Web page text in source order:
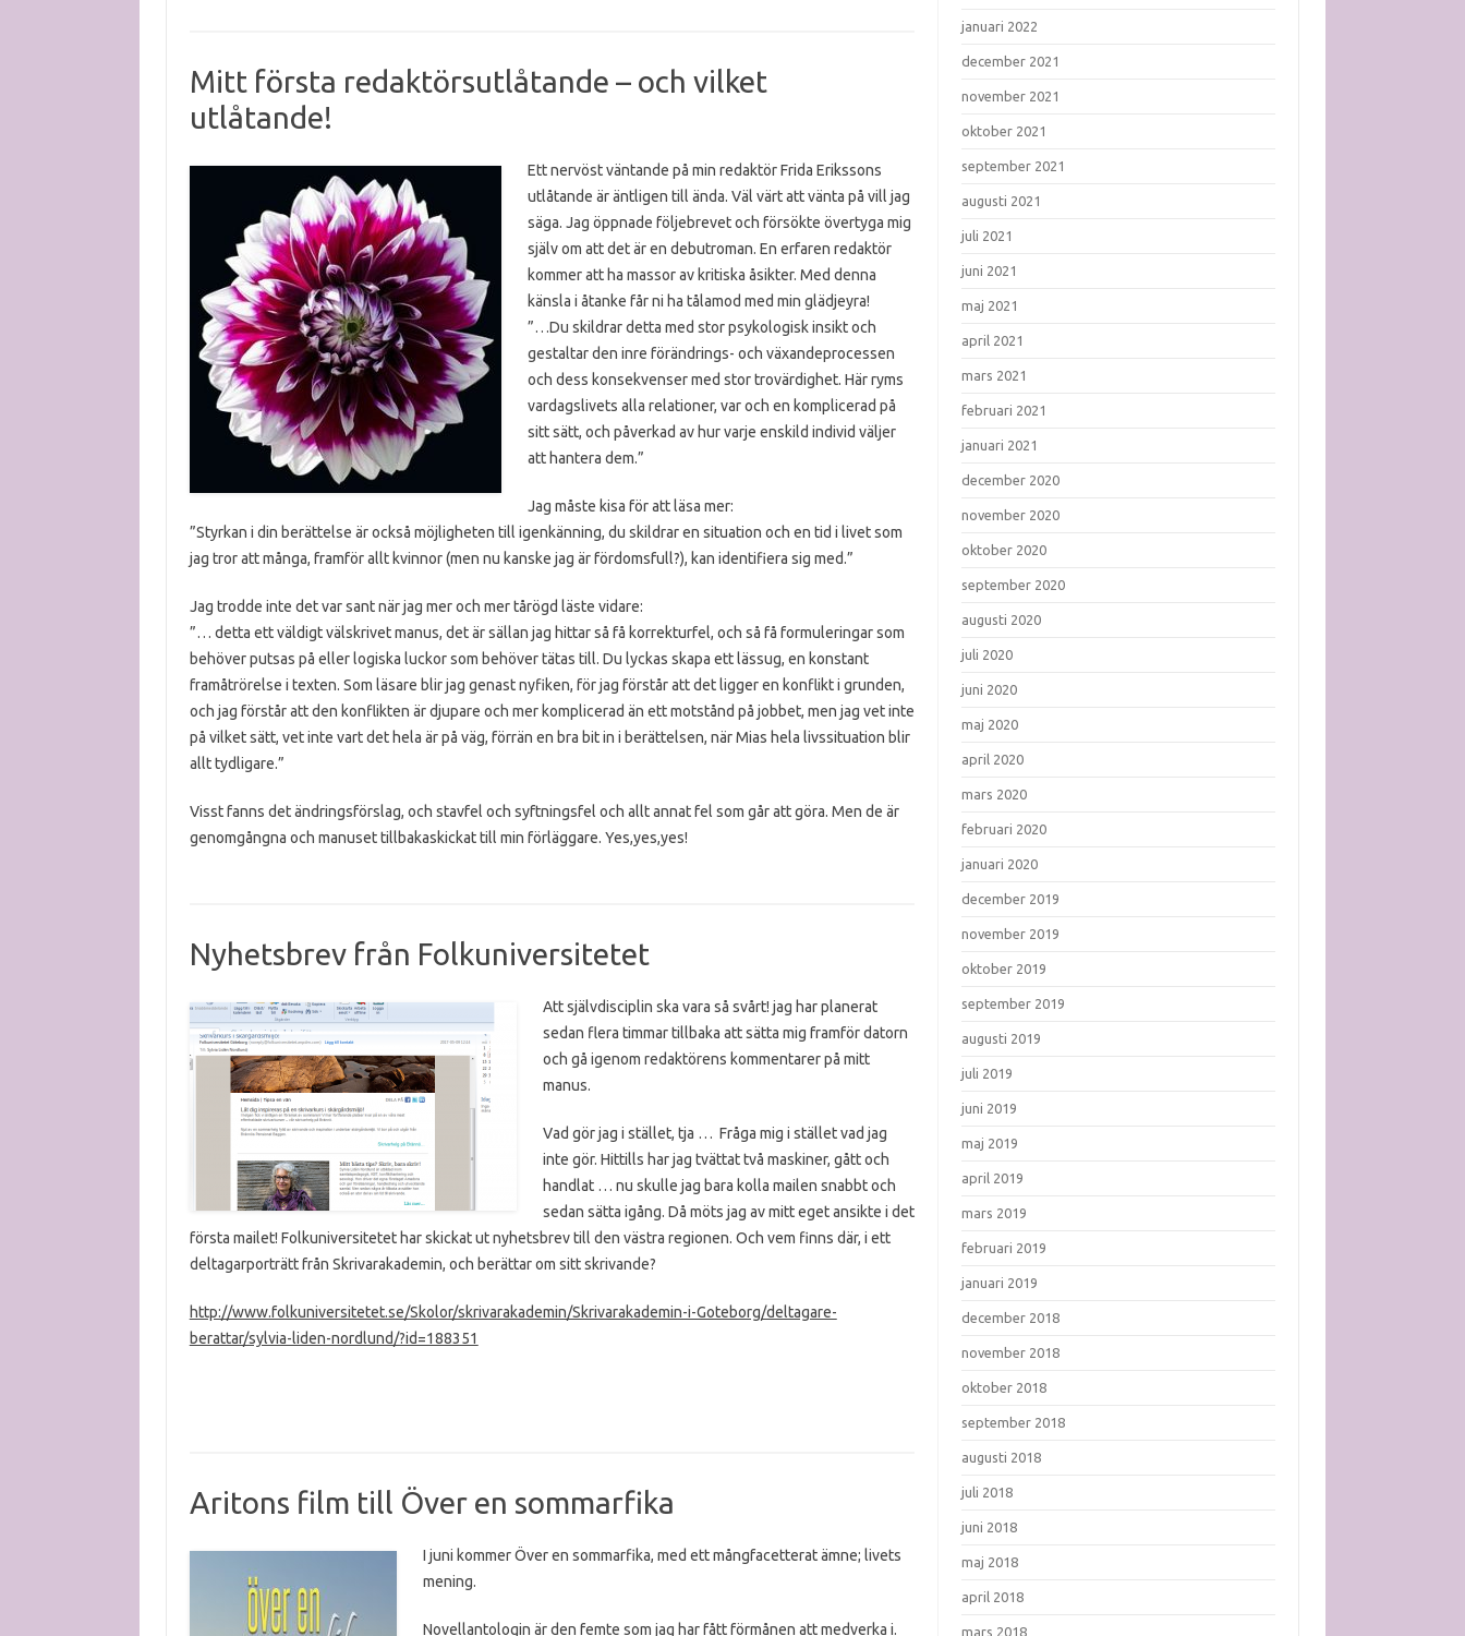
Mitt första redaktörsutlåtande – och vilket
utlåtande!
Ett nervöst väntande på min redaktör Frida Erikssons
utlåtande är äntligen till ända. Väl värt att vänta på vill jag
säga. Jag öppnade följebrevet och försökte övertyga mig
själv om att det är en debutroman. En erfaren redaktör
kommer att ha massor av kritiska åsikter. Med denna
känsla i åtanke får ni ha tålamod med min glädjeyra!
”…Du skildrar detta med stor psykologisk insikt och
gestaltar den inre förändrings- och växandeprocessen
och dess konsekvenser med stor trovärdighet. Här ryms
vardagslivets alla relationer, var och en komplicerad på
sitt sätt, och påverkad av hur varje enskild individ väljer
att hantera dem.”
Jag måste kisa för att läsa mer:
”Styrkan i din berättelse är också möjligheten till igenkänning, du skildrar en situation och en tid i livet som
jag tror att många, framför allt kvinnor (men nu kanske jag är fördomsfull?), kan identifiera sig med.”
Jag trodde inte det var sant när jag mer och mer tårögd läste vidare:
”… detta ett väldigt välskrivet manus, det är sällan jag hittar så få korrekturfel, och så få formuleringar som
behöver putsas på eller logiska luckor som behöver tätas till. Du lyckas skapa ett lässug, en konstant
framåtrörelse i texten. Som läsare blir jag genast nyfiken, för jag förstår att det ligger en konflikt i grunden,
och jag förstår att den konflikten är djupare och mer komplicerad än ett motstånd på jobbet, men jag vet inte
på vilket sätt, vet inte vart det hela är på väg, förrän en bra bit in i berättelsen, när Mias hela livssituation blir
allt tydligare.”
Visst fanns det ändringsförslag, och stavfel och syftningsfel och allt annat fel som går att göra. Men de är
genomgångna och manuset tillbakaskickat till min förläggare. Yes,yes,yes!
Nyhetsbrev från Folkuniversitetet
Att självdisciplin ska vara så svårt! jag har planerat
sedan flera timmar tillbaka att sätta mig framför datorn
och gå igenom redaktörens kommentarer på mitt
manus.
Vad gör jag i stället, tja … Fråga mig i stället vad jag
inte gör. Hittills har jag tvättat två maskiner, gått och
handlat … nu skulle jag bara kolla mailen snabbt och
sedan sätta igång. Då möts jag av mitt eget ansikte i det
första mailet! Folkuniversitetet har skickat ut nyhetsbrev till den västra regionen. Och vem finns där, i ett
deltagarporträtt från Skrivarakademin, och berättar om sitt skrivande?
http://www.folkuniversitetet.se/Skolor/skrivarakademin/Skrivarakademin-i-Goteborg/deltagare-
berattar/sylvia-liden-nordlund/?id=188351
Aritons film till Över en sommarfika
I juni kommer Över en sommarfika, med ett mångfacetterat ämne; livets
mening.
Novellantologin är den femte som jag har fått förmånen att medverka i.
januari 2022
december 2021
november 2021
oktober 2021
september 2021
augusti 2021
juli 2021
juni 2021
maj 2021
april 2021
mars 2021
februari 2021
januari 2021
december 2020
november 2020
oktober 2020
september 2020
augusti 2020
juli 2020
juni 2020
maj 2020
april 2020
mars 2020
februari 2020
januari 2020
december 2019
november 2019
oktober 2019
september 2019
augusti 2019
juli 2019
juni 2019
maj 2019
april 2019
mars 2019
februari 2019
januari 2019
december 2018
november 2018
oktober 2018
september 2018
augusti 2018
juli 2018
juni 2018
maj 2018
april 2018
mars 2018